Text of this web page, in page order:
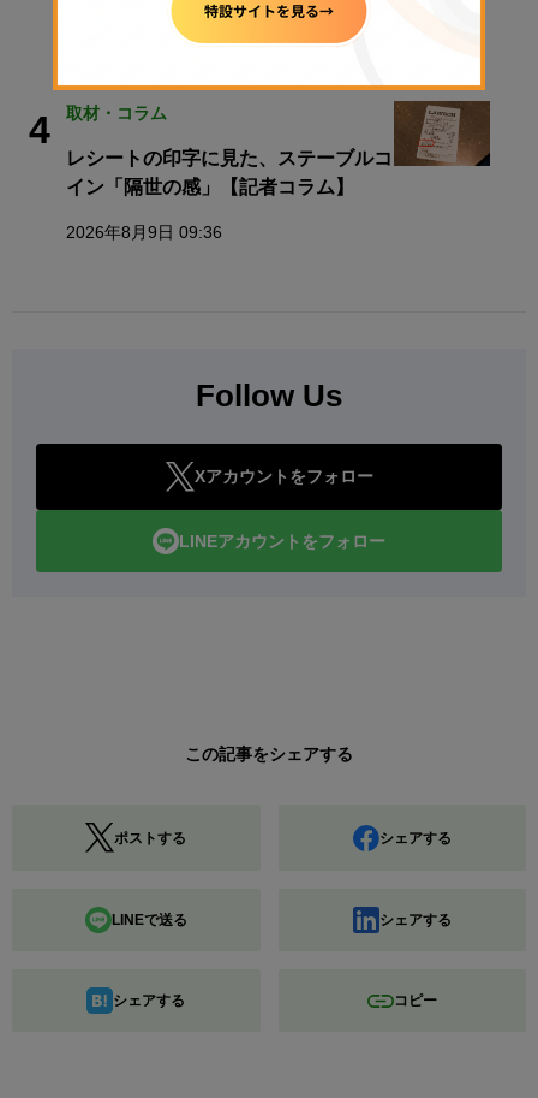
4 取材・コラム
レシートの印字に見た、ステーブルコ
イン「隔世の感」【記者コラム】
2026年8月9日 09:36
Follow Us
Xアカウントをフォロー
LINEアカウントをフォロー
この記事をシェアする
ポストする シェアする
LINEで送る シェアする
シェアする コピー